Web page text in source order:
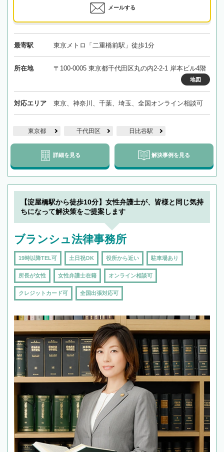
メールする
最寄駅 東京メトロ「二重橋前駅」徒歩1分
所在地 〒100-0005 東京都千代田区丸の内2-2-1 岸本ビル4階
地図
対応エリア 東京、神奈川、千葉、埼玉、全国オンライン相談可
東京都 千代田区 日比谷駅
詳細を見る 解決事例を見る
【淀屋橋駅から徒歩10分】女性弁護士が、皆様と同じ気持
ちになって解決策をご提案します
ブランシュ法律事務所
19時以降TEL可 土日祝OK 役所から近い 駐車場あり
所長が女性 女性弁護士在籍 オンライン相談可
クレジットカード可 全国出張対応可